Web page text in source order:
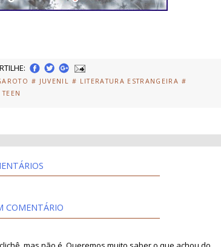
# JUVENIL # LITERATURA ESTRANGEIRA #
COMENTÁRIO